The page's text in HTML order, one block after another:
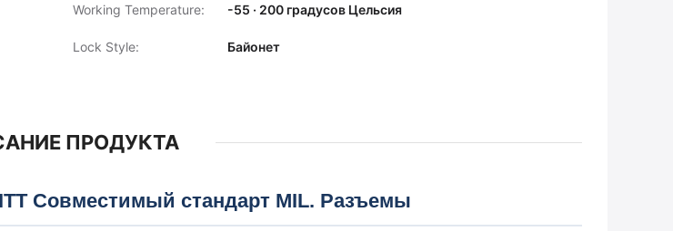
Working Temperature: -55 · 200 градусов Цельсия
Lock Style: Байонет
ПРОДУКТА
Совместимый стандарт MIL. Разъемы